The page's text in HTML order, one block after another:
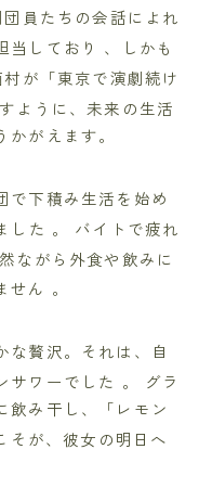
団員たちの会話によれ
当しており 、しかも
村が「東京で演劇続け
ように、未来の生活
がえます。
で下積み生活を始め
した 。 バイトで疲れ
ながら外食や飲みに
せん 。
な贅沢。それは、自
サワーでした 。 グラ
飲み干し、「レモン
そが、彼女の明日へ